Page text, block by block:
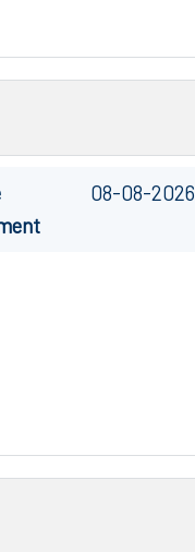
08-08-2026